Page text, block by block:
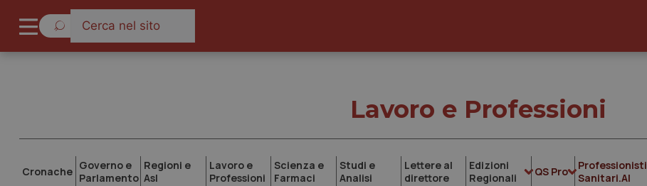
Lavoro e Professioni
Cronache Governo e
Parlamento
Regioni e
Asl
Lavoro e
Professioni
Scienza e
Farmaci
Studi e
Analisi
Lettere al
direttore
Edizioni
Regionali
QS Pro
Professionisti
Sanitari.AI